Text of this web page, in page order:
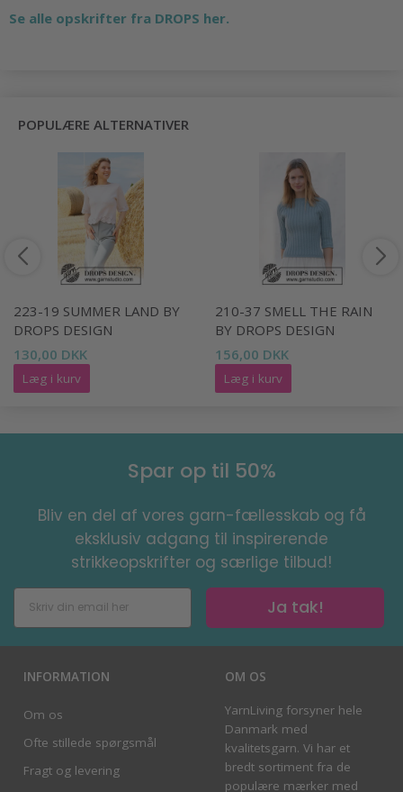
Se alle opskrifter fra DROPS her.
POPULÆRE ALTERNATIVER
223-19 SUMMER LAND BY
DROPS DESIGN
130,00 DKK
Læg i kurv
210-37 SMELL THE RAIN
BY DROPS DESIGN
156,00 DKK
Læg i kurv
Spar op til 50%
Bliv en del af vores garn-fællesskab og få
eksklusiv adgang til inspirerende
strikkeopskrifter og særlige tilbud!
Ja tak!
INFORMATION
Om os
Ofte stillede spørgsmål
Fragt og levering
OM OS
YarnLiving forsyner hele
Danmark med
kvalitetsgarn. Vi har et
bredt sortiment fra de
populære mærker med